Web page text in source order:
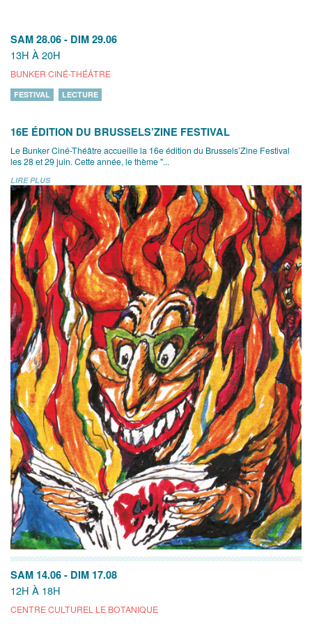
SAM 28.06 - DIM 29.06
13H À 20H
BUNKER CINÉ-THÉÂTRE
FESTIVAL LECTURE
16E ÉDITION DU BRUSSELS’ZINE FESTIVAL
Le Bunker Ciné-Théâtre accueille la 16e édition du Brussels’Zine Festival
les 28 et 29 juin. Cette année, le thème "...
LIRE PLUS
SAM 14.06 - DIM 17.08
12H À 18H
CENTRE CULTUREL LE BOTANIQUE